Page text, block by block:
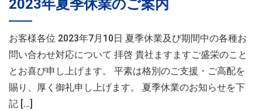
2023年夏季休業のご案内
お客様各位 2023年7月10日 夏季休業及び期間中の各種お
問い合わせ対応について 拝啓 貴社ますますご盛栄のこと
とお喜び申し上げます。 平素は格別のご支援・ご高配を
賜り、厚く御礼申し上げます。 夏季休業のお知らせを下
記 […]